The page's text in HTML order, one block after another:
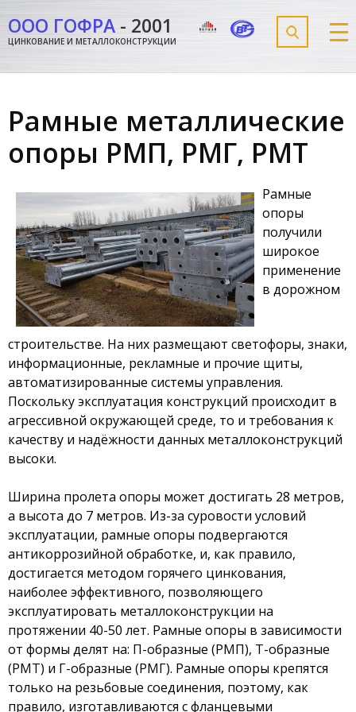
ООО ГОФРА - 2001
ЦИНКОВАНИЕ И МЕТАЛЛОКОНСТРУКЦИИ
Рамные металлические
опоры РМП, РМГ, РМТ
Рамные
опоры
получили
широкое
применение
в дорожном
строительстве. На них размещают светофоры, знаки,
информационные, рекламные и прочие щиты,
автоматизированные системы управления.
Поскольку эксплуатация конструкций происходит в
агрессивной окружающей среде, то и требования к
качеству и надёжности данных металлоконструкций
высоки.
Ширина пролета опоры может достигать 28 метров,
а высота до 7 метров. Из-за суровости условий
эксплуатации, рамные опоры подвергаются
антикоррозийной обработке, и, как правило,
достигается методом горячего цинкования,
наиболее эффективного, позволяющего
эксплуатировать металлоконструкции на
протяжении 40-50 лет. Рамные опоры в зависимости
от формы делят на: П-образные (РМП), Т-образные
(РМТ) и Г-образные (РМГ). Рамные опоры крепятся
только на резьбовые соединения, поэтому, как
правило, изготавливаются с фланцевыми